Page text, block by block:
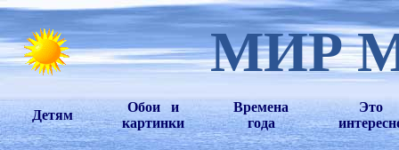
МИР
Детям
Обои и
картинки
Времена
года
Это